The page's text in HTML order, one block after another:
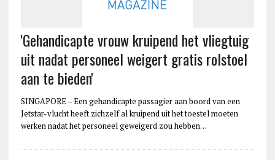
'Gehandicapte vrouw kruipend het vliegtuig
uit nadat personeel weigert gratis rolstoel
aan te bieden'
SINGAPORE – Een gehandicapte passagier aan boord van een
Jetstar-vlucht heeft zichzelf al kruipend uit het toestel moeten
werken nadat het personeel geweigerd zou hebben…